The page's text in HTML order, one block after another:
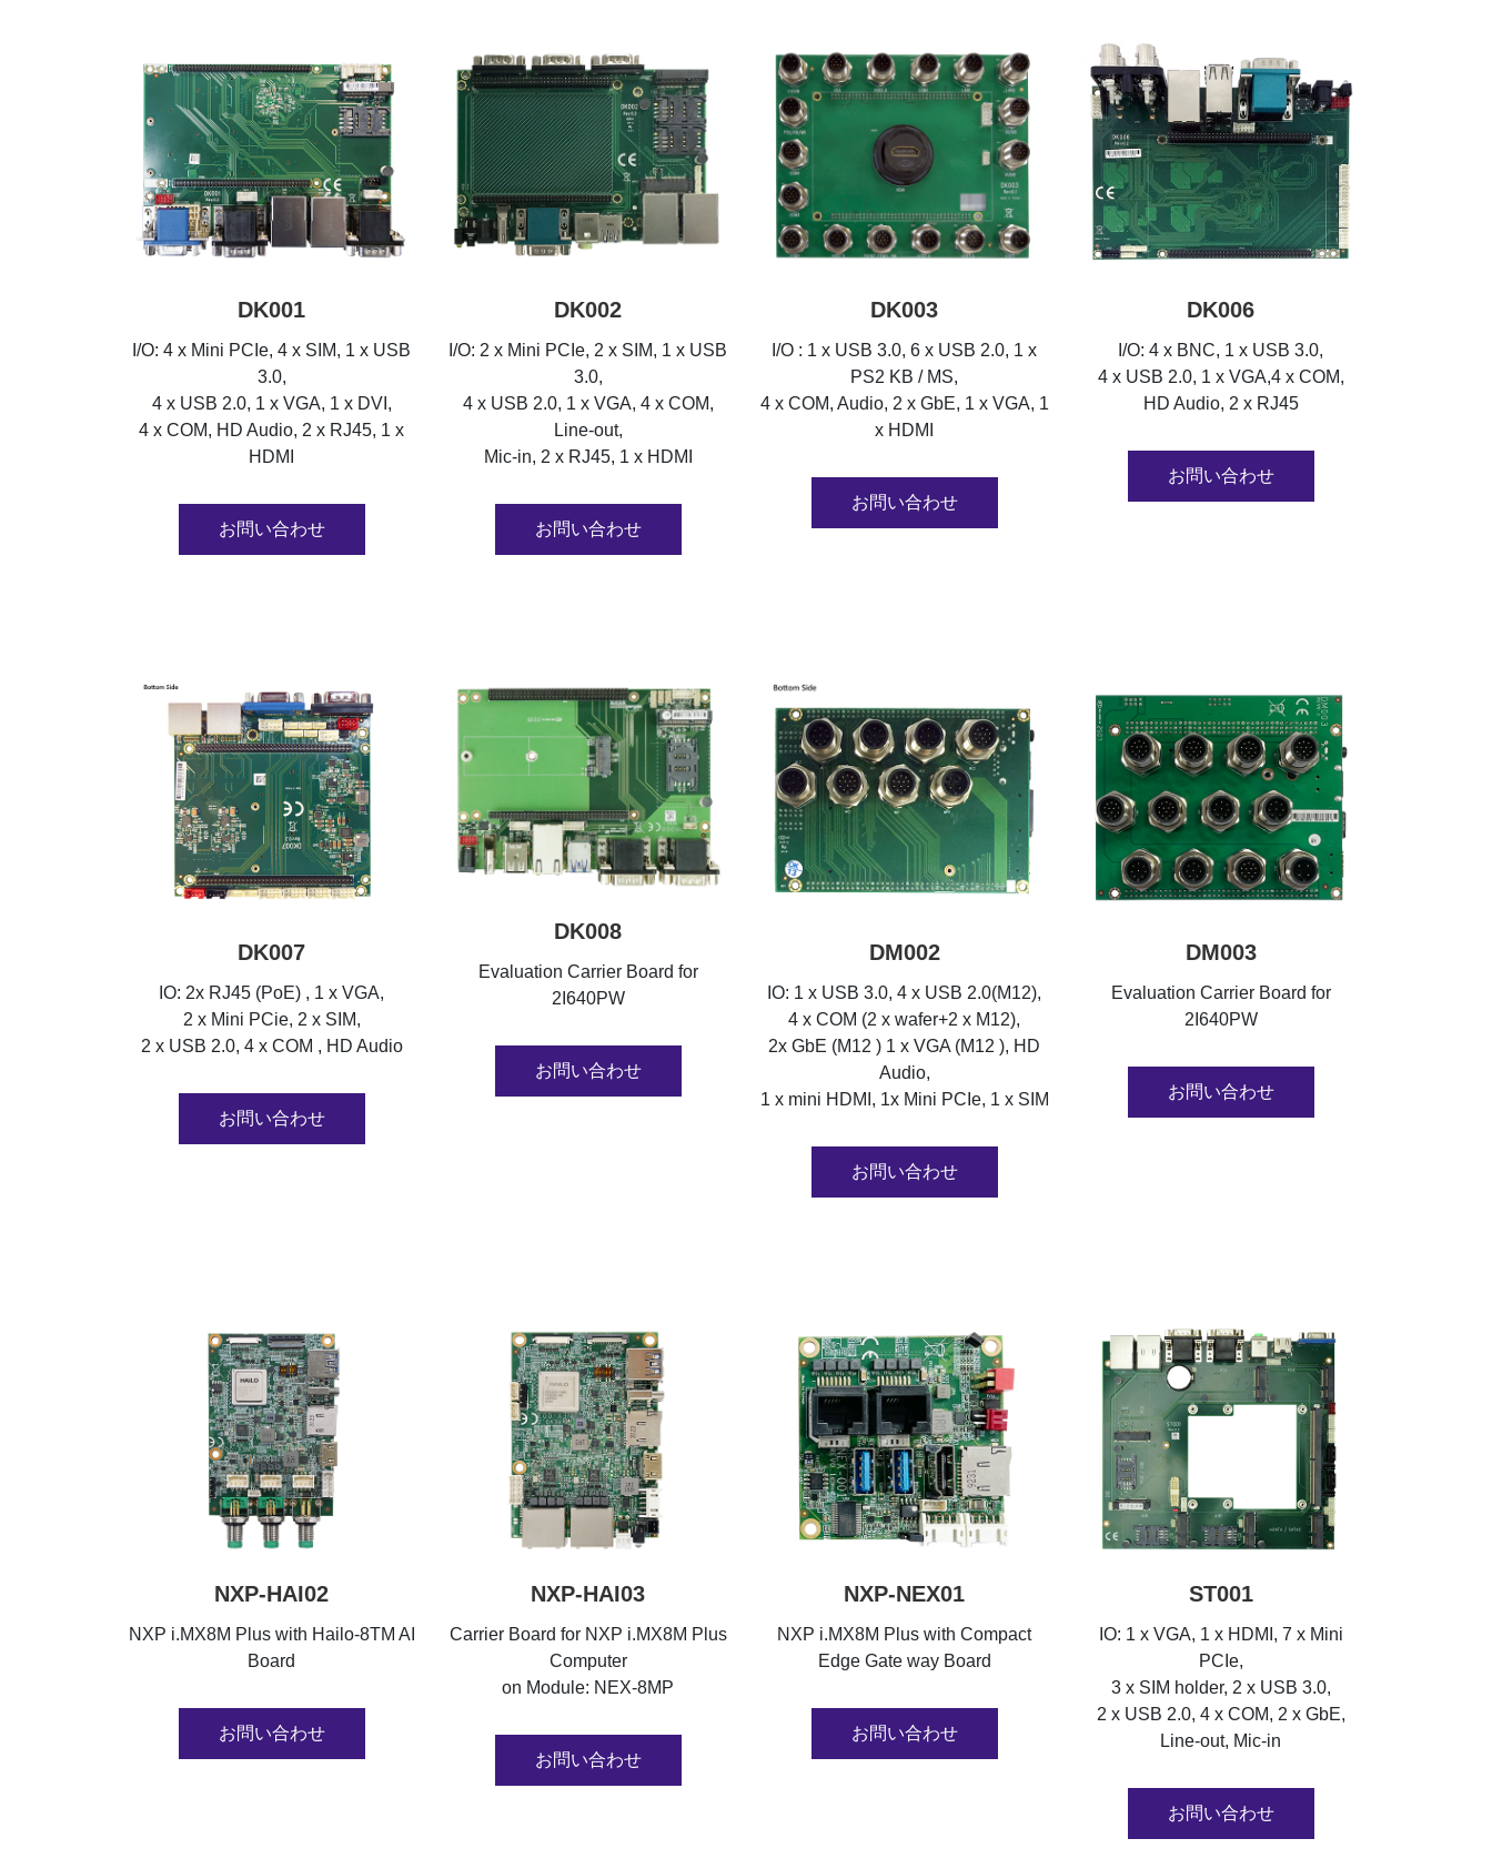
DK001
I/O: 4 x Mini PCIe, 4 x SIM, 1 x USB
3.0,
4 x USB 2.0, 1 x VGA, 1 x DVI,
4 x COM, HD Audio, 2 x RJ45, 1 x
HDMI
お問い合わせ
DK002
I/O: 2 x Mini PCIe, 2 x SIM, 1 x USB
3.0,
4 x USB 2.0, 1 x VGA, 4 x COM,
Line-out,
Mic-in, 2 x RJ45, 1 x HDMI
お問い合わせ
DK003
I/O : 1 x USB 3.0, 6 x USB 2.0, 1 x
PS2 KB / MS,
4 x COM, Audio, 2 x GbE, 1 x VGA, 1
x HDMI
お問い合わせ
DK006
I/O: 4 x BNC, 1 x USB 3.0,
4 x USB 2.0, 1 x VGA,4 x COM,
HD Audio, 2 x RJ45
お問い合わせ
DK007
IO: 2x RJ45 (PoE) , 1 x VGA,
2 x Mini PCie, 2 x SIM,
2 x USB 2.0, 4 x COM , HD Audio
お問い合わせ
DK008
Evaluation Carrier Board for
2I640PW
お問い合わせ
DM002
IO: 1 x USB 3.0, 4 x USB 2.0(M12),
4 x COM (2 x wafer+2 x M12),
2x GbE (M12 ) 1 x VGA (M12 ), HD
Audio,
1 x mini HDMI, 1x Mini PCIe, 1 x SIM
お問い合わせ
DM003
Evaluation Carrier Board for
2I640PW
お問い合わせ
NXP-HAI02
NXP i.MX8M Plus with Hailo-8TM AI
Board
お問い合わせ
NXP-HAI03
Carrier Board for NXP i.MX8M Plus
Computer
on Module: NEX-8MP
お問い合わせ
NXP-NEX01
NXP i.MX8M Plus with Compact
Edge Gate way Board
お問い合わせ
ST001
IO: 1 x VGA, 1 x HDMI, 7 x Mini
PCIe,
3 x SIM holder, 2 x USB 3.0,
2 x USB 2.0, 4 x COM, 2 x GbE,
Line-out, Mic-in
お問い合わせ